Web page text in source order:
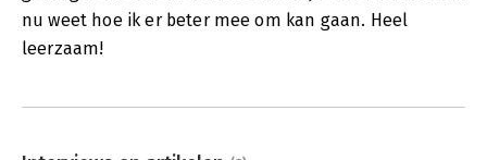
nu weet hoe ik er beter mee om kan gaan. Heel
leerzaam!